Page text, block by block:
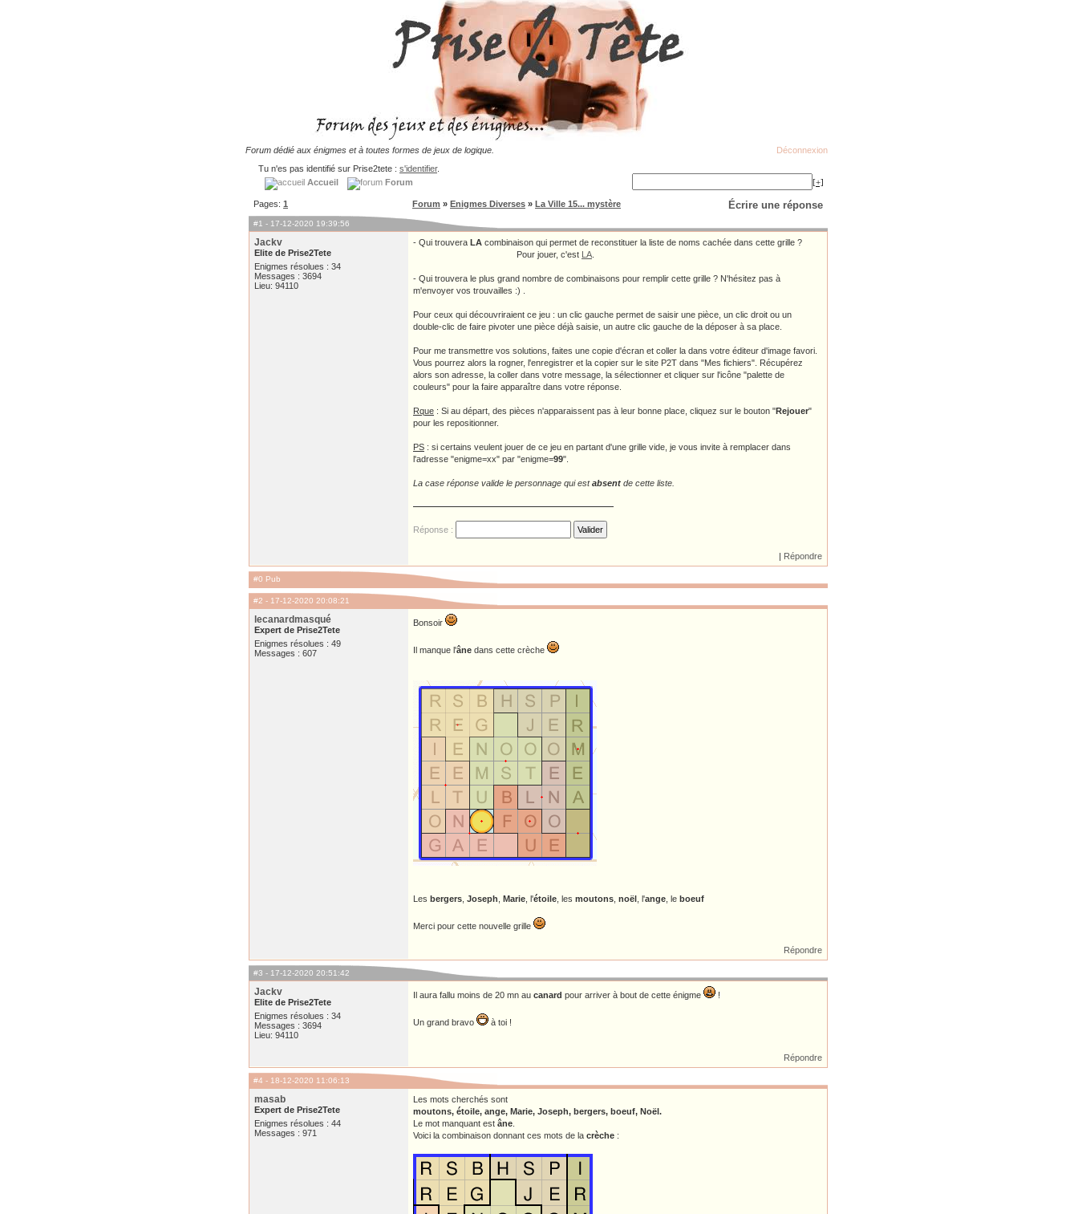
Forum dédié aux énigmes et à toutes formes de jeux de logique.
Déconnexion
Tu n'es pas identifié sur Prise2tete : s'identifier.
Accueil
Forum [+]
Pages: 1 Écrire une réponse
Forum » Enigmes Diverses » La Ville 15... mystère
#1 - 17-12-2020 19:39:56
Jackv
Elite de Prise2Tete
Enigmes résolues : 34
Messages : 3694
Lieu: 94110
- Qui trouvera LA combinaison qui permet de reconstituer la liste de noms cachée dans cette grille ?
Pour jouer, c'est LA
- Qui trouvera le plus grand nombre de combinaisons pour remplir cette grille ? N'hésitez pas à
m'envoyer vos trouvailles :) .
Pour ceux qui découvriraient ce jeu : un clic gauche permet de saisir une pièce, un clic droit ou un
double-clic de faire pivoter une pièce déjà saisie, un autre clic gauche de la déposer à sa place.
Pour me transmettre vos solutions, faites une copie d'écran et coller la dans votre éditeur d'image favori.
Vous pourrez alors la rogner, l'enregistrer et la copier sur le site P2T dans "Mes fichiers". Récupérez
alors son adresse, la coller dans votre message, la sélectionner et cliquer sur l'icône "palette de
couleurs" pour la faire apparaître dans votre réponse.
Rque : Si au départ, des pièces n'apparaissent pas à leur bonne place, cliquez sur le bouton "Rejouer"
pour les repositionner.
PS : si certains veulent jouer de ce jeu en partant d'une grille vide, je vous invite à remplacer dans
l'adresse "enigme=xx" par "enigme=99".
La case réponse valide le personnage qui estabsent de cette liste.
Réponse :
| Répondre
#0 Pub
#2 - 17-12-2020 20:08:21
lecanardmasqué
Expert de Prise2Tete
Enigmes résolues : 49
Messages : 607
Bonsoir
Il manque l'âne dans cette crèche
Les bergers Joseph Marie , l'étoile , les moutons noël , l'ange , le boeuf
Merci pour cette nouvelle grille
Répondre
#3 - 17-12-2020 20:51:42
Jackv
Elite de Prise2Tete
Enigmes résolues : 34
Messages : 3694
Lieu: 94110
Il aura fallu moins de 20 mn au canard pour arriver à bout de cette énigme !
Un grand bravo à toi !
Répondre
#4 - 18-12-2020 11:06:13
masab
Expert de Prise2Tete
Enigmes résolues : 44
Messages : 971
Les mots cherchés sont
moutons, étoile, ange, Marie, Joseph, bergers, boeuf, Noël.
Le mot manquant est âne
Voici la combinaison donnant ces mots de la crèche :